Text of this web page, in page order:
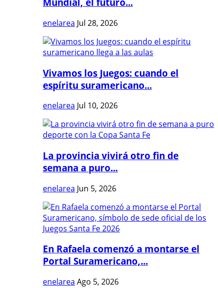
enelarea Jul 28, 2026
Vivamos los Juegos: cuando el
espíritu suramericano...
enelarea Jul 10, 2026
La provincia vivirá otro fin de
semana a puro...
enelarea Jun 5, 2026
En Rafaela comenzó a montarse el
Portal Suramericano,...
enelarea Ago 5, 2026